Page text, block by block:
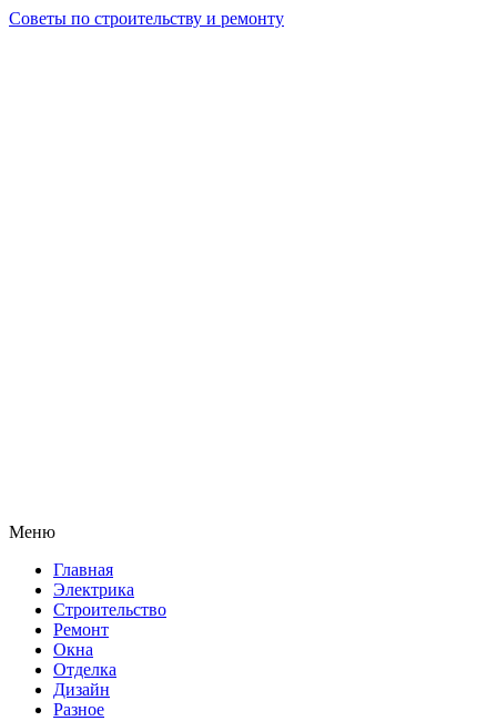
Советы по строительству и ремонту
Меню
Главная
Электрика
Строительство
Ремонт
Окна
Отделка
Дизайн
Разное